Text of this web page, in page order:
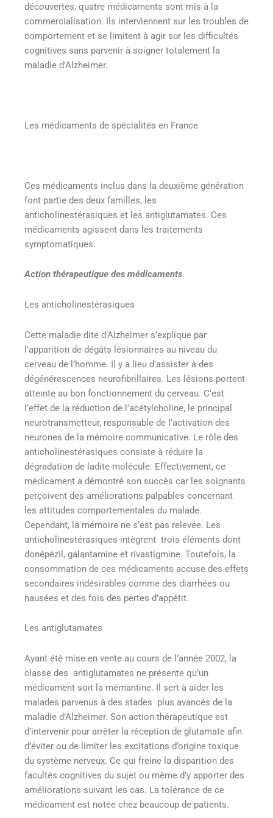
découvertes, quatre médicaments sont mis à la
commercialisation. Ils interviennent sur les troubles de
comportement et se limitent à agir sur les difficultés
cognitives sans parvenir à soigner totalement la
maladie d’Alzheimer.
Les médicaments de spécialités en France
Ces médicaments inclus dans la deuxième génération
font partie des deux familles, les
anticholinestérasiques et les antiglutamates. Ces
médicaments agissent dans les traitements
symptomatiques.
Action thérapeutique des médicaments
Les anticholinestérasiques
Cette maladie dite d’Alzheimer s’explique par
l’apparition de dégâts lésionnaires au niveau du
cerveau de l’homme. Il y a lieu d’assister à des
dégénérescences neurofibrillaires. Les lésions portent
atteinte au bon fonctionnement du cerveau. C’est
l’effet de la réduction de l’acétylcholine, le principal
neurotransmetteur, responsable de l’activation des
neurones de la mémoire communicative. Le rôle des
anticholinestérasiques consiste à réduire la
dégradation de ladite molécule. Effectivement, ce
médicament a démontré son succès car les soignants
perçoivent des améliorations palpables concernant
les attitudes comportementales du malade.
Cependant, la mémoire ne s’est pas relevée. Les
anticholinestérasiques intègrent trois éléments dont
donépézil, galantamine et rivastigmine. Toutefois, la
consommation de ces médicaments accuse des effets
secondaires indésirables comme des diarrhées ou
nausées et des fois des pertes d’appétit.
Les antiglutamates
Ayant été mise en vente au cours de l’année 2002, la
classe des antiglutamates ne présente qu’un
médicament soit la mémantine. Il sert à aider les
malades parvenus à des stades plus avancés de la
maladie d’Alzheimer. Son action thérapeutique est
d’intervenir pour arrêter la réception de glutamate afin
d’éviter ou de limiter les excitations d’origine toxique
du système nerveux. Ce qui freine la disparition des
facultés cognitives du sujet ou même d’y apporter des
améliorations suivant les cas. La tolérance de ce
médicament est notée chez beaucoup de patients.